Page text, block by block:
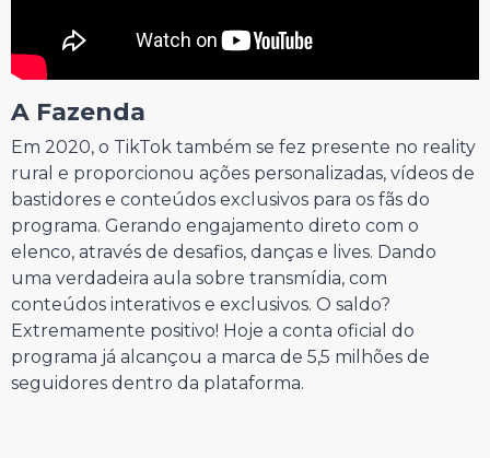
A Fazenda
Em 2020, o TikTok também se fez presente no reality
rural e proporcionou ações personalizadas, vídeos de
bastidores e conteúdos exclusivos para os fãs do
programa. Gerando engajamento direto com o
elenco, através de desafios, danças e lives. Dando
uma verdadeira aula sobre transmídia, com
conteúdos interativos e exclusivos. O saldo?
Extremamente positivo! Hoje a conta oficial do
programa já alcançou a marca de 5,5 milhões de
seguidores dentro da plataforma.